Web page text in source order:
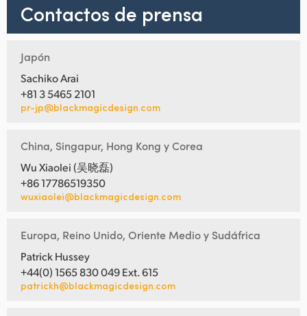
Contactos de prensa
Japón
Sachiko Arai
+81 3 5465 2101
pr-jp@blackmagicdesign.com
China, Singapur, Hong Kong y Corea
Wu Xiaolei (吴晓磊)
+86 17786519350
wuxiaolei@blackmagicdesign.com
Europa, Reino Unido, Oriente Medio y Sudáfrica
Patrick Hussey
+44(0) 1565 830 049 Ext. 615
patrickh@blackmagicdesign.com